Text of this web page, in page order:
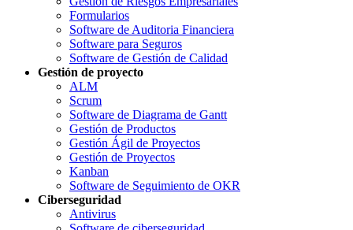
Formularios
Software de Auditoria Financiera
Software para Seguros
Software de Gestión de Calidad
Gestión de proyecto
ALM
Scrum
Software de Diagrama de Gantt
Gestión de Productos
Gestión Ágil de Proyectos
Gestión de Proyectos
Kanban
Software de Seguimiento de OKR
Ciberseguridad
Antivirus